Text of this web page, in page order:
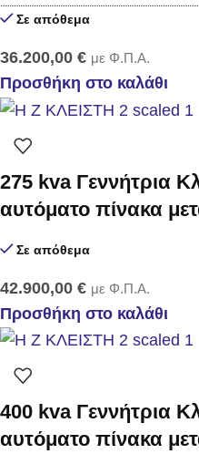
Σε απόθεμα
36.200,00 € με Φ.Π.Α.
Προσθήκη στο καλάθι
275 kva Γεννήτρια
αυτόματο πίνακα
Σε απόθεμα
42.900,00 € με Φ.Π.Α.
Προσθήκη στο καλάθι
400 kva Γεννήτρια
αυτόματο πίνακα